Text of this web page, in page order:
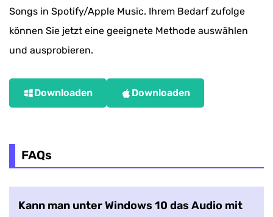
Songs in Spotify/Apple Music. Ihrem Bedarf zufolge
können Sie jetzt eine geeignete Methode auswählen
und ausprobieren.
Downloaden Downloaden
FAQs
Kann man unter Windows 10 das Audio mit